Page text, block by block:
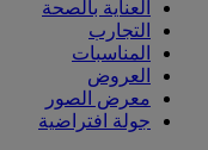
العناية بالصحة
التجارب
المناسبات
العروض
معرض الصور
جولة افتراضية